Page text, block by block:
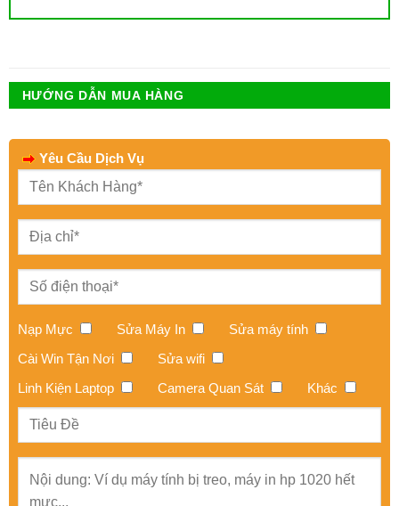
HƯỚNG DẪN MUA HÀNG
Yêu Cầu Dịch Vụ
Nạp Mực Sửa Máy In
Sửa máy tính
Cài Win Tận Nơi
Sửa wifi
Linh Kiện Laptop
Camera Quan Sát Khác